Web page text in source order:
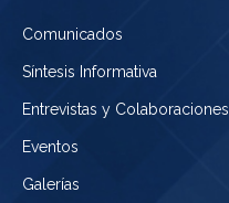
Comunicados
Síntesis Informativa
Entrevistas y Colaboraciones
Eventos
Galerías